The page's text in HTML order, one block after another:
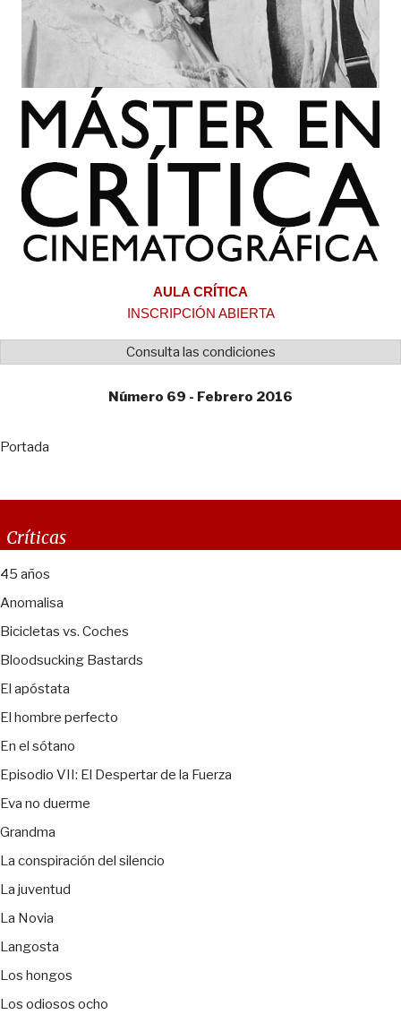
AULA CRÍTICA
INSCRIPCIÓN ABIERTA
Consulta las condiciones
Número 69 - Febrero 2016
Portada
Críticas
45 años
Anomalisa
Bicicletas vs. Coches
Bloodsucking Bastards
El apóstata
El hombre perfecto
En el sótano
Episodio VII: El Despertar de la Fuerza
Eva no duerme
Grandma
La conspiración del silencio
La juventud
La Novia
Langosta
Los hongos
Los odiosos ocho